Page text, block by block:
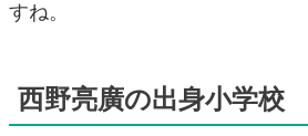
すね。
西野亮廣の出身小学校